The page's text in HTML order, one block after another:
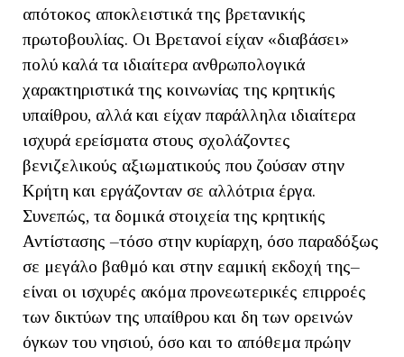
απότοκος αποκλειστικά της βρετανικής
πρωτοβουλίας. Οι Βρετανοί είχαν «διαβάσει»
πολύ καλά τα ιδιαίτερα ανθρωπολογικά
χαρακτηριστικά της κοινωνίας της κρητικής
υπαίθρου, αλλά και είχαν παράλληλα ιδιαίτερα
ισχυρά ερείσματα στους σχολάζοντες
βενιζελικούς αξιωματικούς που ζούσαν στην
Κρήτη και εργάζονταν σε αλλότρια έργα.
Συνεπώς, τα δομικά στοιχεία της κρητικής
Αντίστασης –τόσο στην κυρίαρχη, όσο παραδόξως
σε μεγάλο βαθμό και στην εαμική εκδοχή της–
είναι οι ισχυρές ακόμα προνεωτερικές επιρροές
των δικτύων της υπαίθρου και δη των ορεινών
όγκων του νησιού, όσο και το απόθεμα πρώην